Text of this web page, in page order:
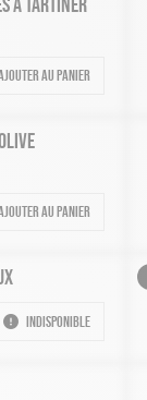
au panier
au panier
Indisponible